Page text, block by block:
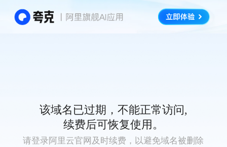
该域名已过期，不能正常访问,
续费后可恢复使用。
请登录阿里云官网及时续费，以避免域名被删除